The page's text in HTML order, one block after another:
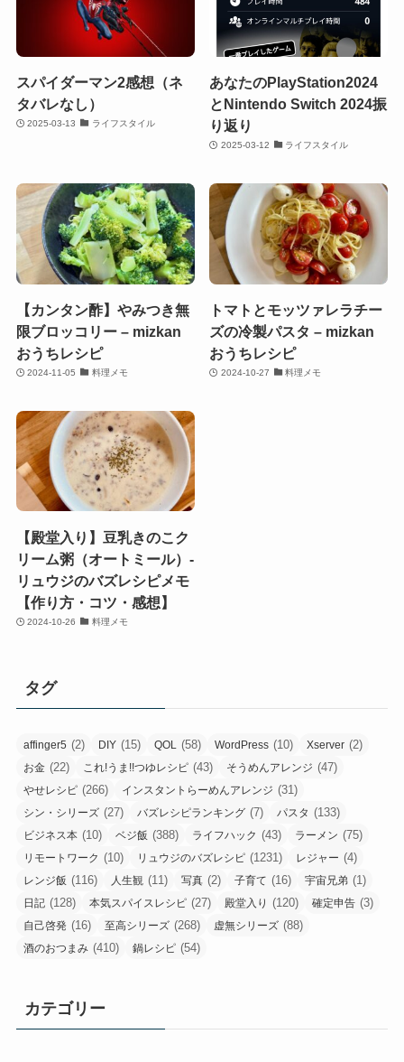
スパイダーマン2感想（ネ
タバレなし）
2025-03-13 ライフスタイル
あなたのPlayStation2024
とNintendo Switch 2024振
り返り
2025-03-12 ライフスタイル
【カンタン酢】やみつき無
限ブロッコリー – mizkan
おうちレシピ
2024-11-05 料理メモ
トマトとモッツァレラチー
ズの冷製パスタ – mizkan
おうちレシピ
2024-10-27 料理メモ
【殿堂入り】豆乳きのこク
リーム粥（オートミール）-
リュウジのバズレシピメモ
【作り方・コツ・感想】
2024-10-26 料理メモ
タグ
affinger5 (2) DIY (15) QOL (58) WordPress (10) Xserver (2)
お金 (22) これ!うま!!つゆレシピ (43) そうめんアレンジ (47)
やせレシピ (266) インスタントらーめんアレンジ (31)
シン・シリーズ (27) バズレシピランキング (7) パスタ (133)
ビジネス本 (10) ベジ飯 (388) ライフハック (43) ラーメン (75)
リモートワーク (10) リュウジのバズレシピ (1231) レジャー (4)
レンジ飯 (116) 人生観 (11) 写真 (2) 子育て (16) 宇宙兄弟 (1)
日記 (128) 本気スパイスレシピ (27) 殿堂入り (120) 確定申告 (3)
自己啓発 (16) 至高シリーズ (268) 虚無シリーズ (88)
酒のおつまみ (410) 鍋レシピ (54)
カテゴリー